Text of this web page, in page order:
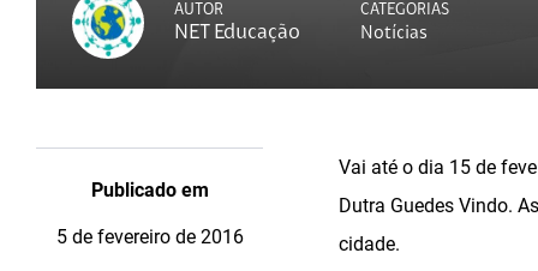
AUTOR
NET Educação
CATEGORIAS
Notícias
Publicado em
5 de fevereiro de 2016
Vai até o dia 15 de
Dutra Guedes Vindo.
cidade.